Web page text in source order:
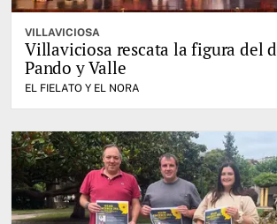
VILLAVICIOSA
Villaviciosa rescata la figura del
Pando y Valle
EL FIELATO Y EL NORA